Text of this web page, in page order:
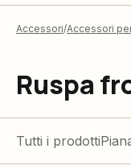
Accessori Accessori
Ruspa
Tutti i prodotti